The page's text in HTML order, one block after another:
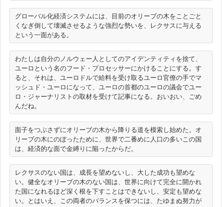
グローバル化経済システムには、目前のオリーブの木をことごと
くなぎ倒して壊滅させるような強烈な勢いを、レクサスに与える
わたしは自分のノルウェー人としてのアイデンティティを捨て、
ユーロという名のフード・プロセッサーにかけることにする。す
ると、それは、ユーロドルで給料を受け取るユーロ官僚の手でマ
ッシュド・ユーロになって、ユーロの首都のユーロの議会でユー
ロ・ジャーナリストの取材を受けて記事になる。おいおい、ごめ
面子をつぶさずにオリーブの木から降りる道を模索し始めた。オ
リーブの木にのぼったために、世界で二番めに人口の多いこの国
レクサスのない国は、成長を望めないし、大した成功も望めな
い。健全なオリーブの木のない国は、世界に向けて完全に開かれ
た国になれるほど深く根を下すことはできないし、安定も望めな
い。とはいえ、この両者のバランスを保つには、たゆまぬ努力が